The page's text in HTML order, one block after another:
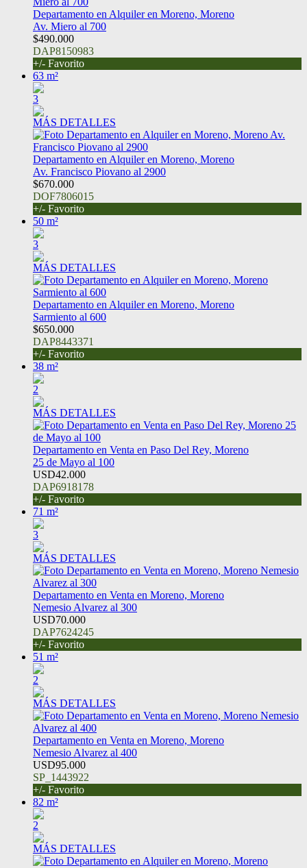
Departamento en Alquiler en Moreno, Moreno
Av. Miero al 700
$490.000
DAP8150983
+/- Favorito
63 m²
3
MÁS DETALLES
Departamento en Alquiler en Moreno, Moreno
Av. Francisco Piovano al 2900
$670.000
DOF7806015
+/- Favorito
50 m²
3
MÁS DETALLES
Departamento en Alquiler en Moreno, Moreno
Sarmiento al 600
$650.000
DAP8443371
+/- Favorito
38 m²
2
MÁS DETALLES
Departamento en Venta en Paso Del Rey, Moreno
25 de Mayo al 100
USD42.000
DAP6918178
+/- Favorito
71 m²
3
MÁS DETALLES
Departamento en Venta en Moreno, Moreno
Nemesio Alvarez al 300
USD70.000
DAP7624245
+/- Favorito
51 m²
2
MÁS DETALLES
Departamento en Venta en Moreno, Moreno
Nemesio Alvarez al 400
USD95.000
SP_1443922
+/- Favorito
82 m²
2
MÁS DETALLES